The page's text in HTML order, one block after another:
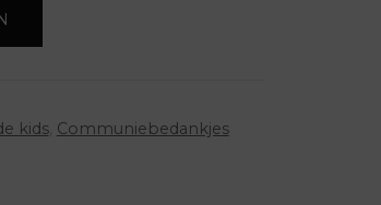
kids, Communiebedankjes